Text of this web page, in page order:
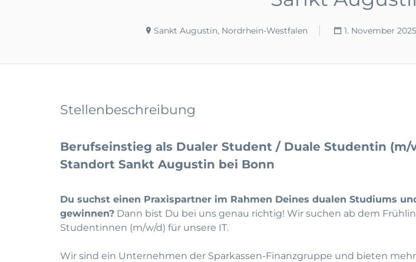
Sankt Augustin, Nordrhein-Westfalen 1. November 2025
Stellenbeschreibung
Berufseinstieg als Dualer Student / Duale Studentin (m/
Standort Sankt Augustin bei Bonn
Du suchst einen Praxispartner im Rahmen Deines dualen Studiums
gewinnen? Dann bist Du bei uns genau richtig! Wir suchen ab dem
Studentinnen (m/w/d) für unsere IT.
Wir sind ein Unternehmen der Sparkassen-Finanzgruppe und bieten